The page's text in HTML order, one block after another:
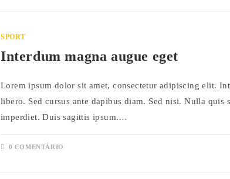
SPORT
Interdum magna augue eget
Lorem ipsum dolor sit amet, consectetur adipiscing elit.
libero. Sed cursus ante dapibus diam. Sed nisi. Nulla quis
imperdiet. Duis sagittis ipsum.…
0 COMENTÁRIO